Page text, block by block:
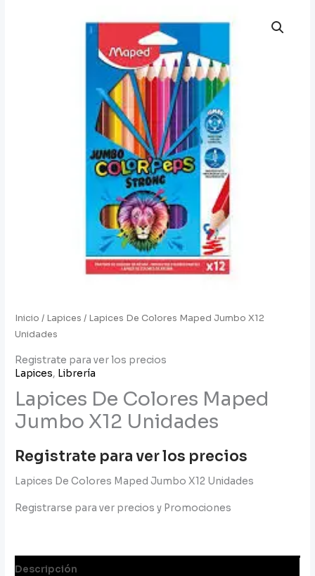
Inicio / Lapices / Lapices De Colores Maped Jumbo X12
Unidades
Registrate para ver los precios
Lapices, Librería
Lapices De Colores Maped
Jumbo X12 Unidades
Registrate para ver los precios
Lapices De Colores Maped Jumbo X12 Unidades
Registrarse para ver precios y Promociones
Descripción